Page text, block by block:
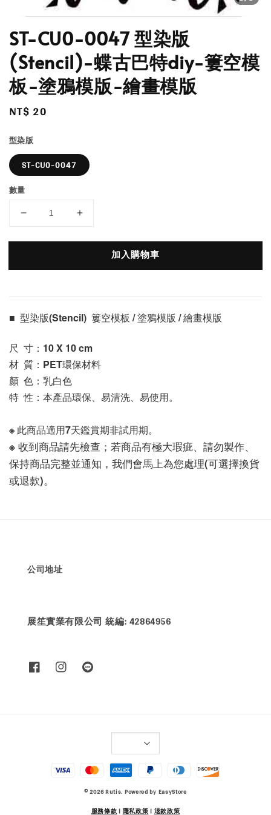
ST-CU0-0047 型染版
(Stencil)-蝶古巴特diy-簍空模
板-塗鴉模版-繪畫模版
Regular
NT$ 20
型染版
ST-CU0-0047
數量
加入購物車
■  型染版(Stencil)  簍空模板 / 塗鴉模版 / 繪畫模版
尺  寸：10 X 10 cm
材  質：PET環保材料
顏  色：乳白色
特  性：本產品環保、易清洗、易使用。
※ 此商品適用7天鑑賞期非試用期。
※ 收到商品請先檢查；若商品有極大瑕疵、請勿製作、
保持商品完整並通知，我們會馬上為您處理(可選擇換貨
或退款)。
公司地址
展笙實業有限公司 統編: 42864956
© 2026 Rutis. Powered by EasyStore
服務條款| 隱私政策| 退款政策